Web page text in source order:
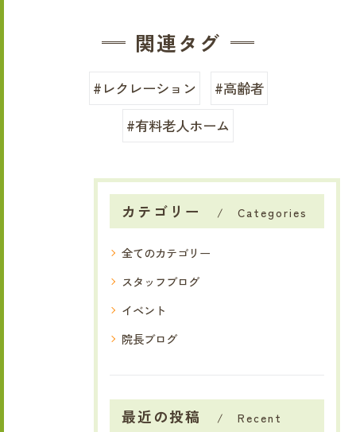
関連タグ
#レクレーション
#高齢者
#有料老人ホーム
カテゴリー Categories
全てのカテゴリー
スタッフブログ
イベント
院長ブログ
最近の投稿
Recent